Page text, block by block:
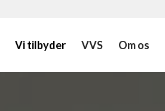
Vi tilbyder VVS Om os